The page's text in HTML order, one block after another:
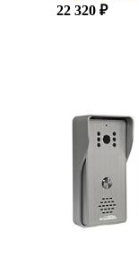
22 320 ₽